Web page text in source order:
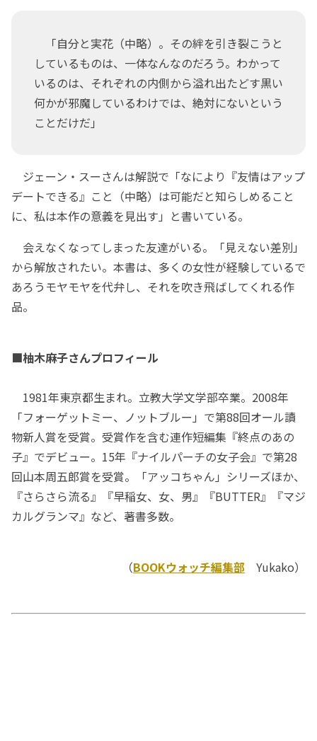
「自分と実花（中略）。その絆を引き裂こうと
しているものは、一体なんなのだろう。わかって
いるのは、それぞれの内側から溢れ出たどす黒い
何かが邪魔しているわけでは、絶対にないという
ことだけだ」
ジェーン・スーさんは解説で「なにより『友情はアップ
デートできる』こと（中略）は可能だと知らしめること
に、私は本作の意義を見出す」と書いている。
会えなくなってしまった友達がいる。「見えない差別」
から解放されたい。本書は、多くの女性が経験しているで
あろうモヤモヤを代弁し、それを吹き飛ばしてくれる作
品。
■柚木麻子さんプロフィール
1981年東京都生まれ。立教大学文学部卒業。2008年
「フォーゲットミー、ノットブルー」で第88回オール讀
物新人賞を受賞。受賞作を含む連作短編集『終点のあの
子』でデビュー。15年『ナイルパーチの女子会』で第28
回山本周五郎賞を受賞。「アッコちゃん」シリーズほか、
『さらさら流る』『早稲女、女、男』『BUTTER』『マジ
カルグランマ』など、著書多数。
（BOOKウォッチ編集部 Yukako）